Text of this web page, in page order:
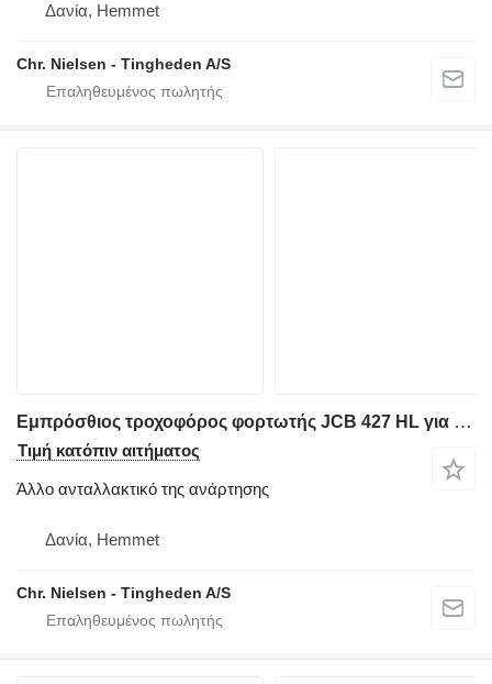
Δανία, Hemmet
Chr. Nielsen - Tingheden A/S
Εμπρόσθιος τροχοφόρος φορτωτής JCB 427 HL για άλλο ανταλλακτικό της ανάρτησης flange
Τιμή κατόπιν αιτήματος
Άλλο ανταλλακτικό της ανάρτησης
Δανία, Hemmet
Chr. Nielsen - Tingheden A/S